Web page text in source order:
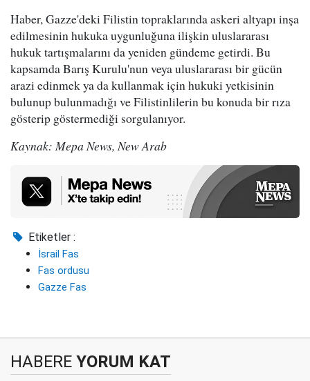
Haber, Gazze'deki Filistin topraklarında askeri altyapı inşa
edilmesinin hukuka uygunluğuna ilişkin uluslararası
hukuk tartışmalarını da yeniden gündeme getirdi. Bu
kapsamda Barış Kurulu'nun veya uluslararası bir gücün
arazi edinmek ya da kullanmak için hukuki yetkisinin
bulunup bulunmadığı ve Filistinlilerin bu konuda bir rıza
gösterip göstermediği sorgulanıyor.
Kaynak: Mepa News, New Arab
Etiketler :
İsrail Fas
Fas ordusu
Gazze Fas
HABERE YORUM KAT